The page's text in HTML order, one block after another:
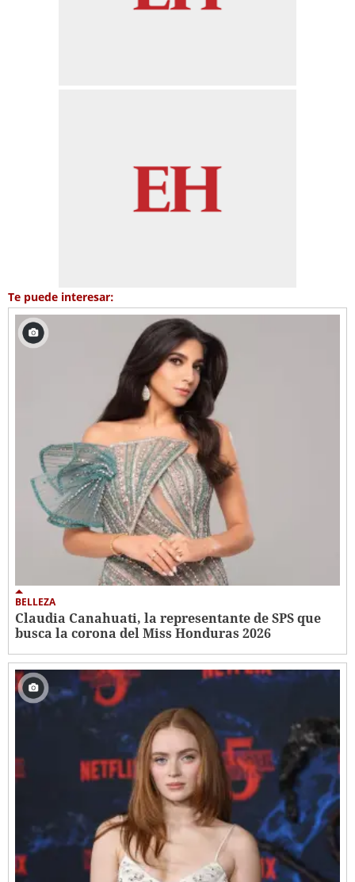
Te puede interesar:
BELLEZA
Claudia Canahuati, la representante de SPS que
busca la corona del Miss Honduras 2026